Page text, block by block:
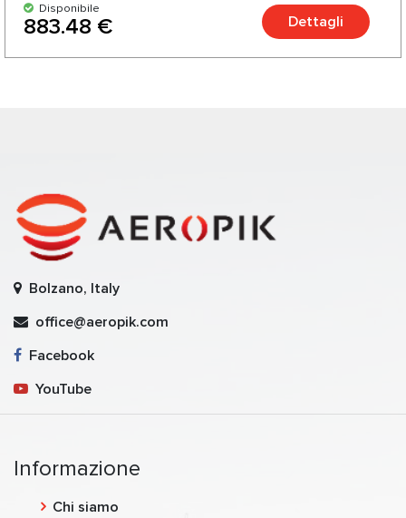
Disponibile
883.48 € Dettagli
Bolzano, Italy
office@aeropik.com
Facebook
YouTube
Informazione
Chi siamo